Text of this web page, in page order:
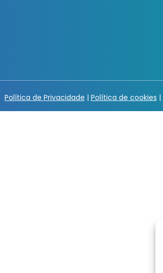
Política de Privacidade | Política de cookies |